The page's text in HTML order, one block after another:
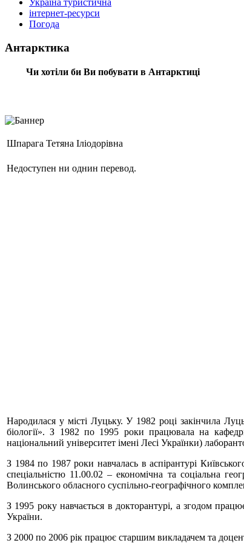
Україна туристична
інтернет-ресурси
Погода
Антарктика
Чи хотіли би Ви побувати в Антарктиці
Шпарага Тетяна Іліодорівна
Недоступен ни однин перевод.
Народилася у місті Луцьку. У 1982 році закінчила
біології». З 1982 по 1995 роки працювала на
національний університет імені Лесі Українки)
З 1984 по 1987 роки навчалась в аспірантурі
спеціальністю 11.00.02 – економічна та соціальна
Волинського обласного суспільно-географічного
З 1995 року навчається в докторантурі, а згодом
України.
З 2000 по 2006 рік працює старшим викладачем та